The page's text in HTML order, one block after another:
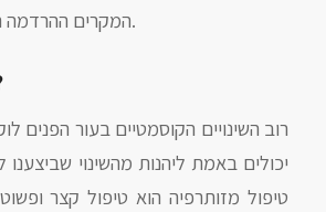
המקרים ההרדמה היא מקומית בלבד.
רוב השינויים הקוסמטיים בעור הפנים
יכולים באמת ליהנות מהשינוי
טיפול מזותרפיה הוא טיפול קצר